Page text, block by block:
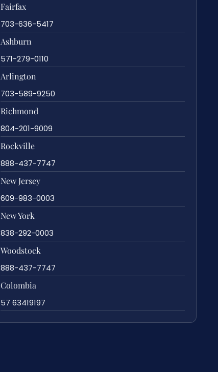
Fairfax
703-636-5417
Ashburn
571-279-0110
Arlington
703-589-9250
Richmond
804-201-9009
Rockville
888-437-7747
New Jersey
609-983-0003
New York
838-292-0003
Woodstock
888-437-7747
Colombia
57 63419197